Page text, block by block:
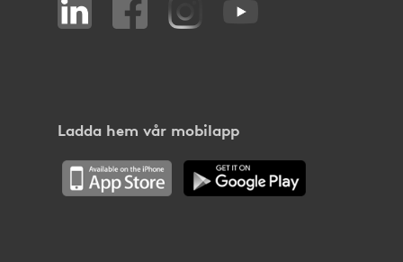
Ladda hem vår mobilapp